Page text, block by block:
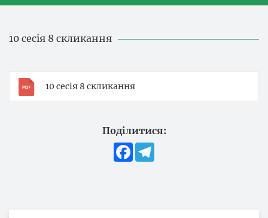
10 сесія 8 скликання
10 сесія 8 скликання
Поділитися:
Facebook